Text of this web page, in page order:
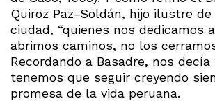
Quiroz Paz-Soldán, hijo ilustre
ciudad, “quienes nos dedicamos
abrimos caminos, no los
Recordando a Basadre, nos
tenemos que seguir creyendo
promesa de la vida peruana.